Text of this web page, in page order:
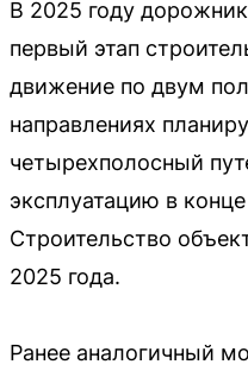
В 2025 году
первый этап
движение по двум
направлениях
четырехполосный
эксплуатацию в
Строительство
2025 года.
Ранее аналогичный